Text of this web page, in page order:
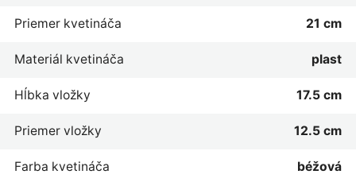
Priemer kvetináča 21 cm
Materiál kvetináča plast
Hĺbka vložky 17.5 cm
Priemer vložky 12.5 cm
Farba kvetináča béžová